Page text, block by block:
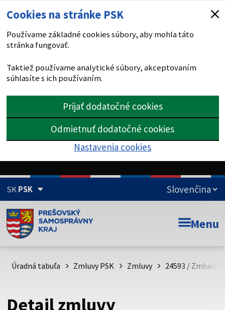
Cookies na stránke PSK
Používame základné cookies súbory, aby mohla táto
stránka fungovať.
Taktiež používame analytické súbory, akceptovaním
súhlasíte s ich používaním.
Prijať dodatočné cookies
Odmietnuť dodatočné cookies
Nastavenia cookies
SKPSK
Doména psk.sk je oficiálna
Toto je oficiálna webová stránka Prešovského
psk.sk.
Buďte pozorní a vždy sa uistite, že zdieľate informácie iba
Menu
Úradná tabuľa Zmluvy PSK Zmluvy 24593 / Zmluva
Detail zmluvy